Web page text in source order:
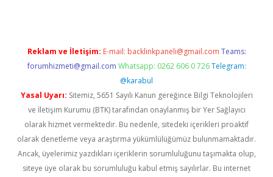
Reklam ve İletişim: E-mail: backlinkpaneli@gmail.com Teams:
forumhizmeti@gmail.com Whatsapp: 0262 606 0 726 Telegram:
@karabul
Yasal Uyarı: Sitemiz, 5651 Sayılı Kanun gereğince Bilgi Teknolojileri
ve İletişim Kurumu (BTK) tarafından onaylanmış bir Yer Sağlayıcı
olarak hizmet vermektedir. Bu nedenle, sitedeki içerikleri proaktif
olarak denetleme veya araştırma yükümlülüğümüz bulunmamaktadır.
Ancak, üyelerimiz yazdıkları içeriklerin sorumluluğunu taşımakta olup,
siteye üye olarak bu sorumluluğu kabul etmiş sayılırlar. Bu internet